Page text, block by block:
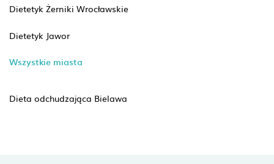
Dietetyk Żerniki Wrocławskie
Dietetyk Jawor
Wszystkie miasta
Dieta odchudzająca Bielawa